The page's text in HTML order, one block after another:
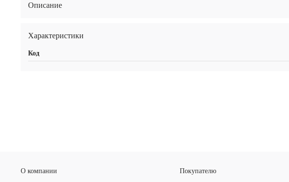
Описание
Характеристики
Код
О компании Покупателю